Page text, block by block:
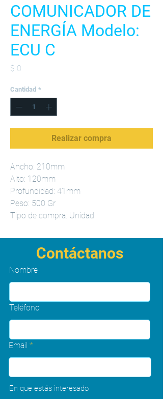
COMUNICADOR DE
ENERGÍA Modelo:
ECU C
$ 0
Cantidad *
Realizar compra
Ancho: 210mm
Alto: 120mm
Profundidad: 41mm
Peso: 500 Gr
Tipo de compra: Unidad
Nombre
Teléfono
Email
En que estás interesado
Contáctanos